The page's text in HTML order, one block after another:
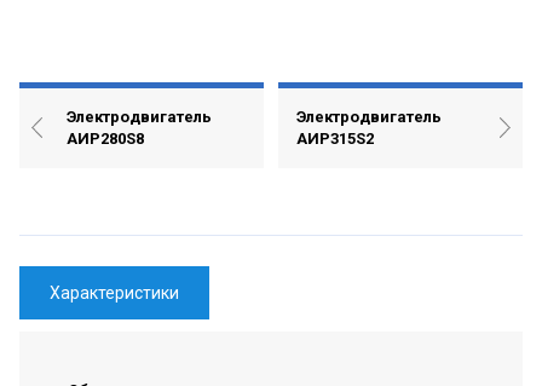
Электродвигатель
АИР280S8
Электродвигатель
АИР315S2
Характеристики